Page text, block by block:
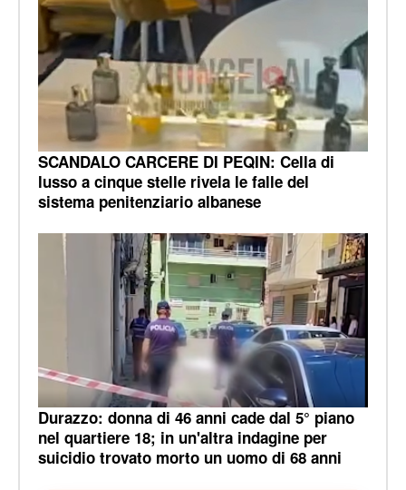
SCANDALO CARCERE DI PEQIN: Cella di
lusso a cinque stelle rivela le falle del
sistema penitenziario albanese
Durazzo: donna di 46 anni cade dal 5° piano
nel quartiere 18; in un'altra indagine per
suicidio trovato morto un uomo di 68 anni